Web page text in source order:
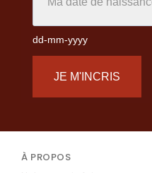
dd-mm-yyyy
JE M'INCRIS
À PROPOS